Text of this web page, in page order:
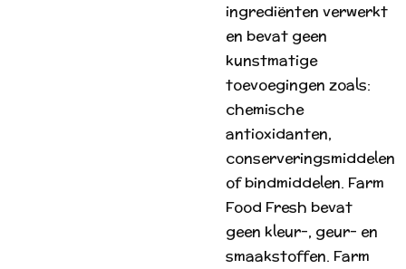
ingrediënten verwerkt
en bevat geen
kunstmatige
toevoegingen zoals:
chemische
antioxidanten,
conserveringsmiddelen
of bindmiddelen. Farm
Food Fresh bevat
geen kleur-, geur- en
smaakstoffen. Farm